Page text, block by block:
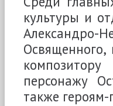
культуры и
Александро-
Освященного,
персонажу
также